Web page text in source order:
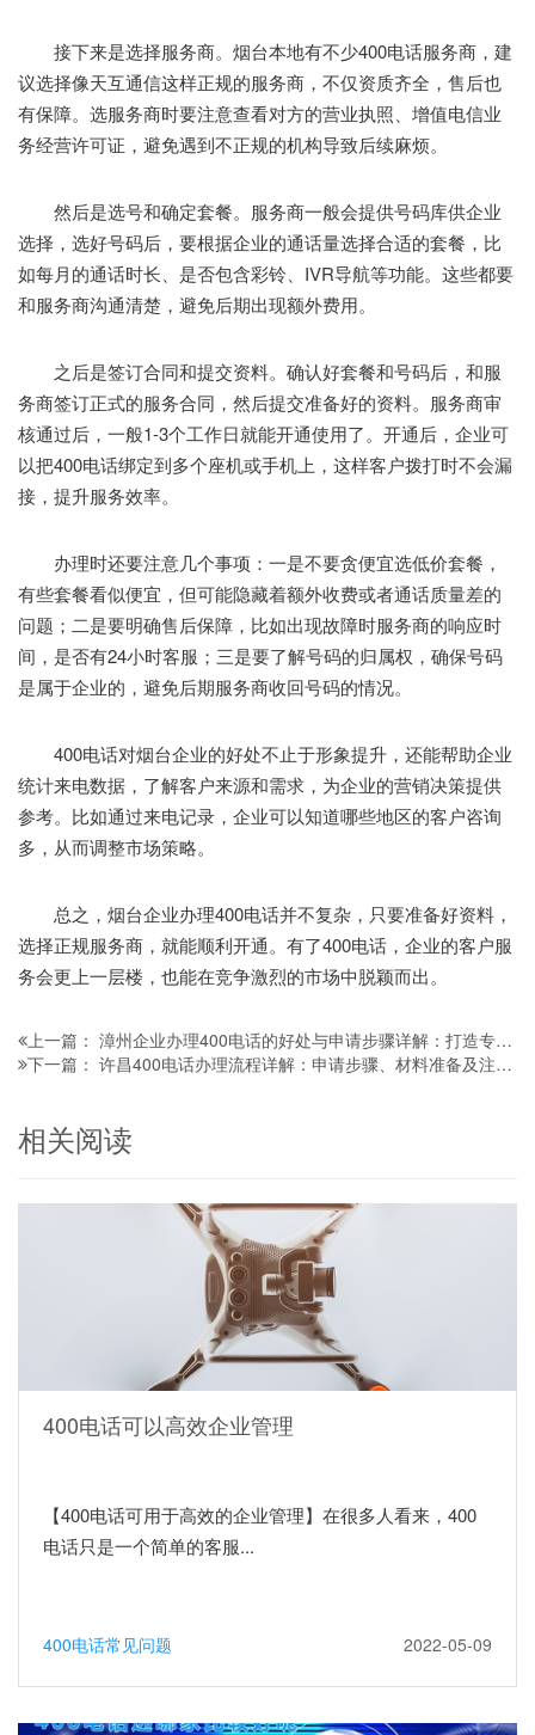
接下来是选择服务商。烟台本地有不少400电话服务商，建
议选择像天互通信这样正规的服务商，不仅资质齐全，售后也
有保障。选服务商时要注意查看对方的营业执照、增值电信业
务经营许可证，避免遇到不正规的机构导致后续麻烦。
然后是选号和确定套餐。服务商一般会提供号码库供企业
选择，选好号码后，要根据企业的通话量选择合适的套餐，比
如每月的通话时长、是否包含彩铃、IVR导航等功能。这些都要
和服务商沟通清楚，避免后期出现额外费用。
之后是签订合同和提交资料。确认好套餐和号码后，和服
务商签订正式的服务合同，然后提交准备好的资料。服务商审
核通过后，一般1-3个工作日就能开通使用了。开通后，企业可
以把400电话绑定到多个座机或手机上，这样客户拨打时不会漏
接，提升服务效率。
办理时还要注意几个事项：一是不要贪便宜选低价套餐，
有些套餐看似便宜，但可能隐藏着额外收费或者通话质量差的
问题；二是要明确售后保障，比如出现故障时服务商的响应时
间，是否有24小时客服；三是要了解号码的归属权，确保号码
是属于企业的，避免后期服务商收回号码的情况。
400电话对烟台企业的好处不止于形象提升，还能帮助企业
统计来电数据，了解客户来源和需求，为企业的营销决策提供
参考。比如通过来电记录，企业可以知道哪些地区的客户咨询
多，从而调整市场策略。
总之，烟台企业办理400电话并不复杂，只要准备好资料，
选择正规服务商，就能顺利开通。有了400电话，企业的客户服
务会更上一层楼，也能在竞争激烈的市场中脱颖而出。
上一篇： 漳州企业办理400电话的好处与申请步骤详解：打造专业形象的必备攻略
下一篇： 许昌400电话办理流程详解：申请步骤、材料准备及注意事项全攻略
相关阅读
400电话可以高效企业管理
【400电话可用于高效的企业管理】在很多人看来，400
电话只是一个简单的客服...
400电话常见问题 2022-05-09